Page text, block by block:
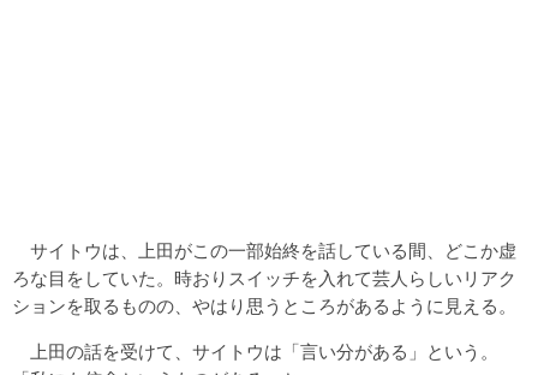
サイトウは、上田がこの一部始終を話している間、どこか虚
ろな目をしていた。時おりスイッチを入れて芸人らしいリアク
ションを取るものの、やはり思うところがあるように見える。
上田の話を受けて、サイトウは「言い分がある」という。